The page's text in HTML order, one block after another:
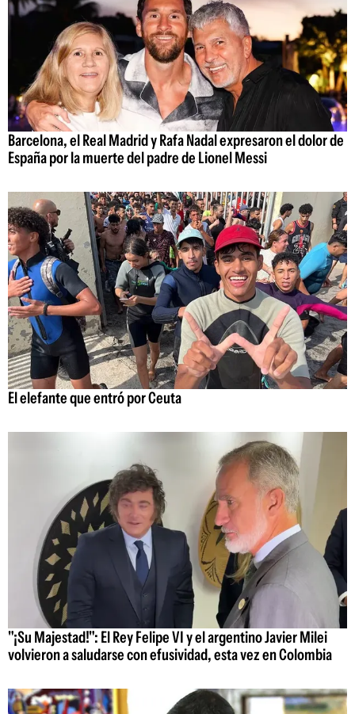
Barcelona, el Real Madrid y Rafa Nadal expresaron el dolor de
España por la muerte del padre de Lionel Messi
El elefante que entró por Ceuta
"¡Su Majestad!": El Rey Felipe VI y el argentino Javier Milei
volvieron a saludarse con efusividad, esta vez en Colombia